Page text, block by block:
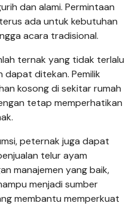
dan alami. Permintaan
ada untuk kebutuhan
acara tradisional.
ternak yang tidak terlalu
dapat ditekan. Pemilik
kosong di sekitar rumah
tetap memperhatikan
peternak juga dapat
telur ayam
manajemen yang baik,
menjadi sumber
membantu memperkuat